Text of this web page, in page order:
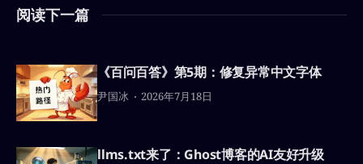
阅读下一篇
《百问百答》第5期：修复异常中文字体
尹国冰 2026年7月18日
llms.txt来了：Ghost博客的AI友好升级